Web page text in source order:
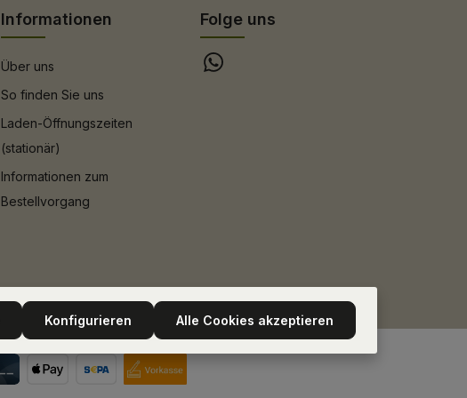
Informationen
Über uns
So finden Sie uns
Laden-Öffnungszeiten
(stationär)
Informationen zum
Bestellvorgang
Folge uns
Konfigurieren Alle Cookies akzeptieren